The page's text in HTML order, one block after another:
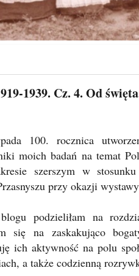
1939. Cz. 4. Od
100. rocznica
moich badań na temat
szerszym w
przy okazji
podzieliłam na
się na zaskakująco
ich aktywność na polu
a także codzienną